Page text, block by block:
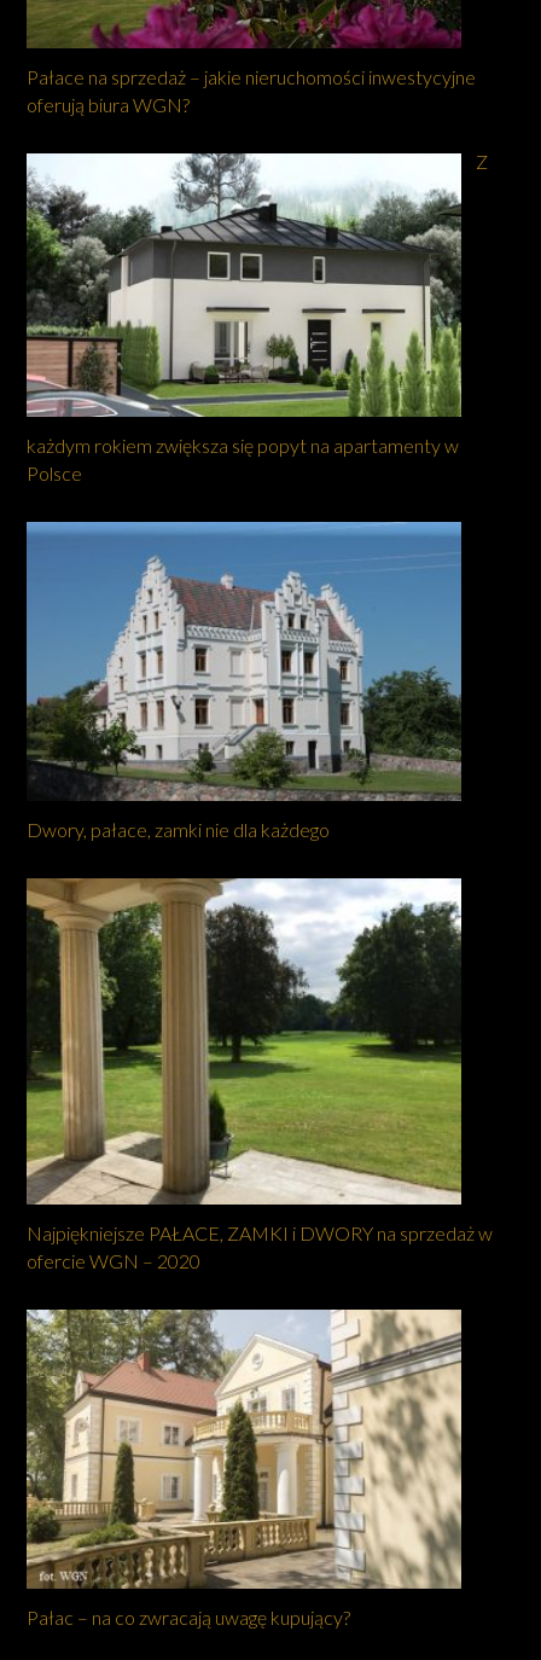
Pałace na sprzedaż – jakie nieruchomości inwestycyjne
oferują biura WGN?
Z
każdym rokiem zwiększa się popyt na apartamenty w
Polsce
Dwory, pałace, zamki nie dla każdego
Najpiękniejsze PAŁACE, ZAMKI i DWORY na sprzedaż w
ofercie WGN – 2020
Pałac – na co zwracają uwagę kupujący?